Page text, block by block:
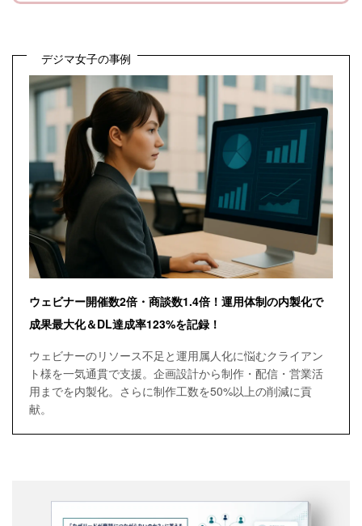
デジマ女子の事例
ウェビナー開催数2倍・商談数1.4倍！運用体制の内製化で
成果最大化＆DL達成率123%を記録！
ウェビナーのリソース不足と運用属人化に悩むクライアン
ト様を一気通貫で支援。企画設計から制作・配信・営業活
用までを内製化。さらに制作工数を50%以上の削減に貢
献。